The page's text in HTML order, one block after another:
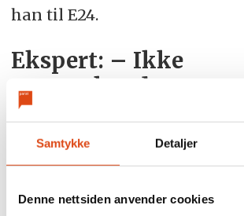
Samtykke Detaljer
Denne nettsiden anvender cookies
han til E24.
Ekspert: – Ikke
overraskende, men
konkurransen må
Strategirådgiver og
og fornuftig» sett fra et